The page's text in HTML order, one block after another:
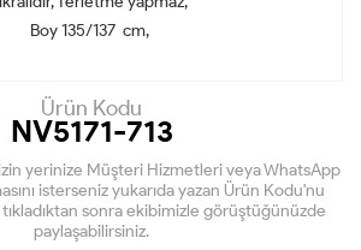
Boy 135/137 cm,
Ürün Kodu
NV5171-713
yerinize Müşteri Hizmetleri veya WhatsApp
isterseniz yukarıda yazan Ürün Kodu'nu
sonra ekibimizle görüştüğünüzde
paylaşabilirsiniz.